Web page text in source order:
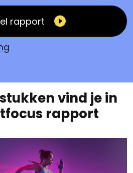
rapport
vind je in
rapport